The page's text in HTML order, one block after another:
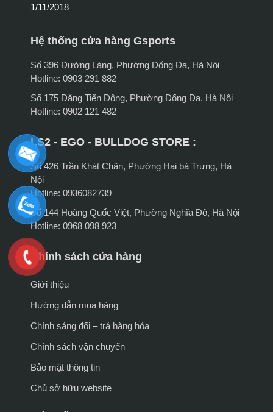
1/11/2018
Hệ thống cửa hàng Gsports
Số 396 Đường Láng, Phường Đống Đa, Hà Nội
Hotline: 0903 291 882
Số 175 Đặng Tiến Đông, Phường Đống Đa, Hà Nội
Hotline: 0902 121 482
LS2 - EGO - BULLDOG STORE :
Số 426 Trần Khát Chân, Phường Hai bà Trưng, Hà
Nội
Hotline: 0936082739
Số 144 Hoàng Quốc Việt, Phường Nghĩa Đô, Hà Nội
Hotline: 0968 098 923
Chính sách cửa hàng
Giới thiệu
Hướng dẫn mua hàng
Chính sáng đổi – trả hàng hóa
Chính sách vận chuyển
Bảo mật thông tin
Chủ sở hữu website